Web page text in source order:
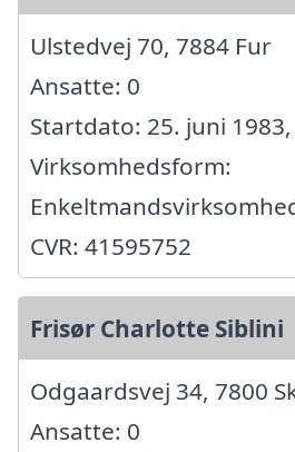
Ulstedvej 70, 7884 Fur
Ansatte: 0
Startdato: 25. juni 1983,
Virksomhedsform:
CVR: 41595752
Frisør Charlotte Siblini
Odgaardsvej 34, 7800
Ansatte: 0